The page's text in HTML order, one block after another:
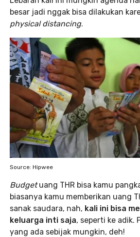
besar jadi nggak bisa dilakukan
physical distancing.
Source: Hipwee
Budgetuang THR bisa kamu
biasanya kamu memberikan uang
sanak saudara, nah, kali ini bisa
keluarga inti saja, seperti ke adik.
yang ada sebijak mungkin, deh!